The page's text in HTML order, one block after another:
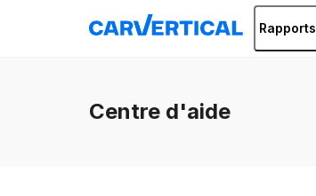
Rapports
Centre d'aide